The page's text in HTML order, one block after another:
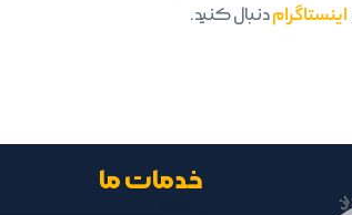
اینستاگرامدنبال کنید.
خدمات ما